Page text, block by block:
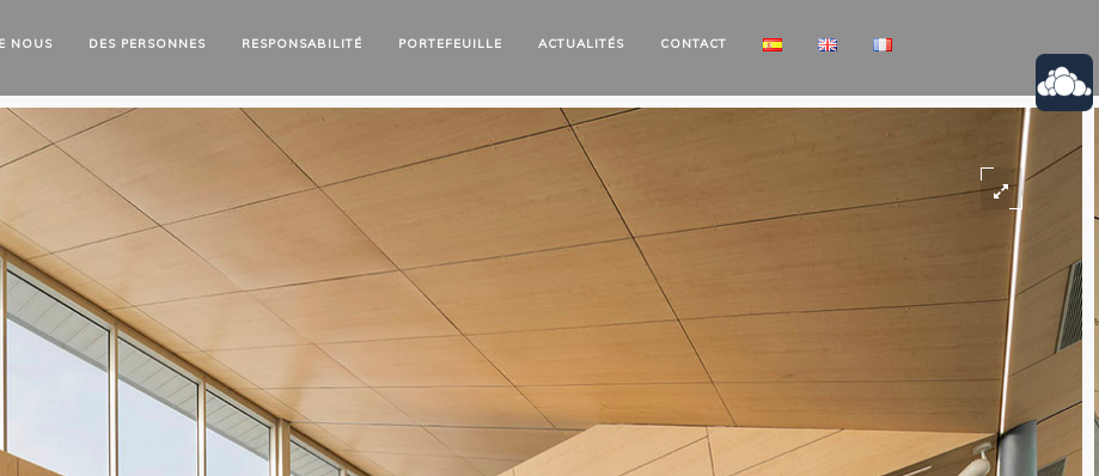
NOUS DES PERSONNES RESPONSABILITÉ PORTEFEUILLE ACTUALITÉS CONTACT